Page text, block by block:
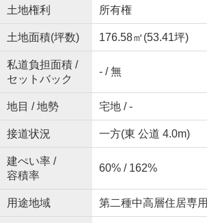
土地権利 所有権
土地面積(坪数) 176.58㎡(53.41坪)
私道負担面積 /
セットバック
- / 無
地目 / 地勢 宅地 / -
接道状況 一方(東 公道 4.0m)
建ぺい率 /
容積率
60% / 162%
用途地域 第二種中高層住居専用